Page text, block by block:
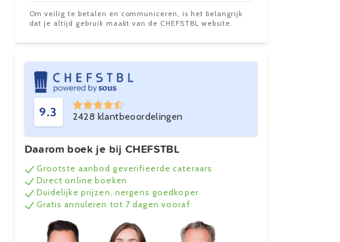
Om veilig te betalen en communiceren, is het belangrijk
dat je altijd gebruik maakt van de CHEFSTBL website.
9.3 2428 klantbeoordelingen
Daarom boek je bij CHEFSTBL
Grootste aanbod geverifieerde cateraars
Direct online boeken
Duidelijke prijzen, nergens goedkoper
Gratis annuleren tot 7 dagen vooraf